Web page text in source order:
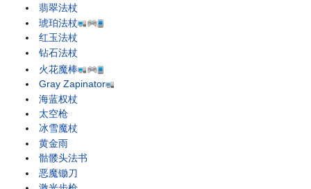
翡翠法杖
琥珀法杖
红玉法杖
钻石法杖
火花魔棒
Gray Zapinator
海蓝权杖
太空枪
冰雪魔杖
黄金雨
骷髅头法书
恶魔锄刀